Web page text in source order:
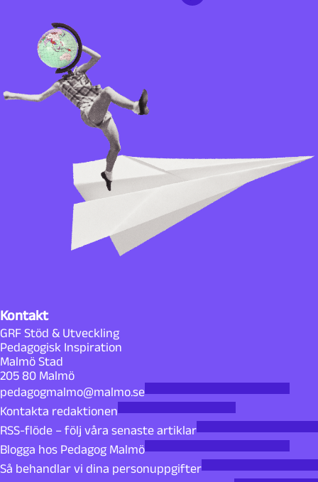
Kontakt
GRF Stöd & Utveckling
Pedagogisk Inspiration
Malmö Stad
205 80 Malmö
pedagogmalmo@malmo.se
Kontakta redaktionen
RSS-flöde – följ våra senaste artiklar
Blogga hos Pedagog Malmö
Så behandlar vi dina personuppgifter